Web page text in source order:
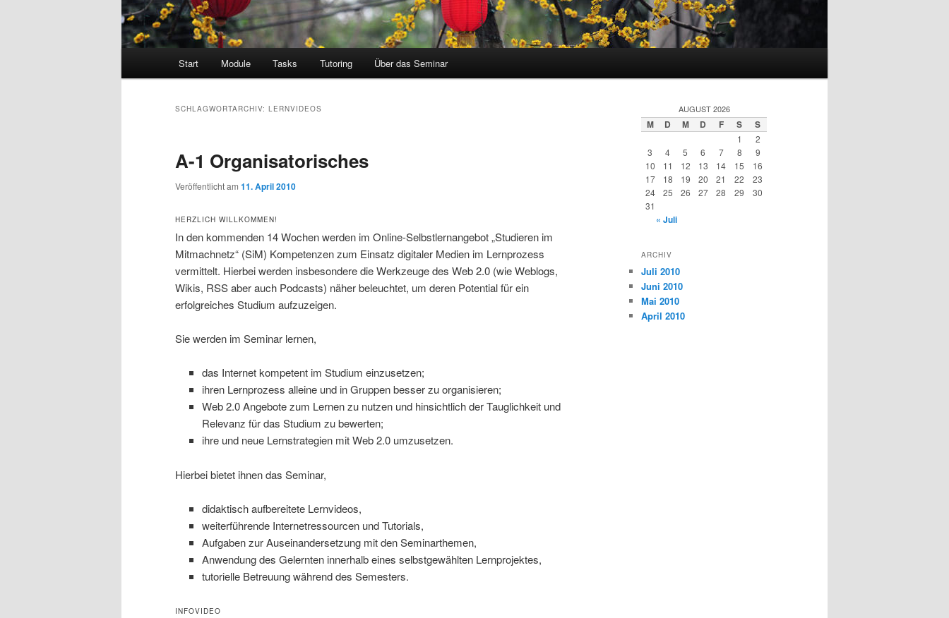
Start Module Tasks Tutoring Über das Seminar
SCHLAGWORTARCHIV: LERNVIDEOS
A-1 Organisatorisches
Veröffentlicht am 11. April 2010
HERZLICH WILLKOMMEN!
In den kommenden 14 Wochen werden im Online-Selbstlernangebot „Studieren im
Mitmachnetz“ (SiM) Kompetenzen zum Einsatz digitaler Medien im Lernprozess
vermittelt. Hierbei werden insbesondere die Werkzeuge des Web 2.0 (wie Weblogs,
Wikis, RSS aber auch Podcasts) näher beleuchtet, um deren Potential für ein
erfolgreiches Studium aufzuzeigen.
Sie werden im Seminar lernen,
das Internet kompetent im Studium einzusetzen;
ihren Lernprozess alleine und in Gruppen besser zu organisieren;
Web 2.0 Angebote zum Lernen zu nutzen und hinsichtlich der Tauglichkeit und
Relevanz für das Studium zu bewerten;
ihre und neue Lernstrategien mit Web 2.0 umzusetzen.
Hierbei bietet ihnen das Seminar,
didaktisch aufbereitete Lernvideos,
weiterführende Internetressourcen und Tutorials,
Aufgaben zur Auseinandersetzung mit den Seminarthemen,
Anwendung des Gelernten innerhalb eines selbstgewählten Lernprojektes,
tutorielle Betreuung während des Semesters.
INFOVIDEO
AUGUST 2026
M D M D F S S
1
2
3
4 5 6 7 8
9
10
11 12 13 14 15
16
17
18 19 20 21 22
23
24
25 26 27 28 29
30
31
« Juli
ARCHIV
Juli 2010
Juni 2010
Mai 2010
April 2010